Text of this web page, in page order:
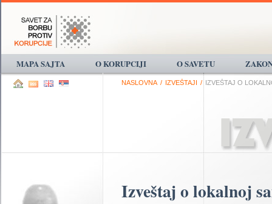
MAPA SAJTA O KORUPCIJI O SAVETU
NASLOVNA / IZVEŠTAJI / IZVEŠTAJ O
Izveštaj o lokalnoj